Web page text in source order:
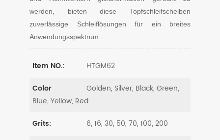
werden, bieten diese Topfschleifscheiben
zuverlässige Schleiflösungen für ein breites
Anwendungsspektrum.
Item NO.: HTGM62
Color
Golden, Silver, Black, Green,
Blue, Yellow, Red
Grits: 6, 16, 30, 50, 70, 100, 200